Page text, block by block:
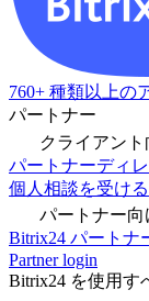
760+ 種類以上の
パートナー
クライアント
パートナーディ
個人相談を受ける
パートナー向
Bitrix24 パートナ
Partner login
Bitrix24 を使用す